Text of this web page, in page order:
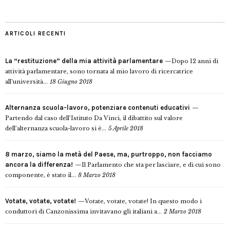
ARTICOLI RECENTI
La “restituzione” della mia attività parlamentare
Dopo 12 anni di
attività parlamentare, sono tornata al mio lavoro di ricercatrice
all’università... 18 Giugno 2018
Alternanza scuola-lavoro, potenziare contenuti educativi
Partendo dal caso dell’Istituto Da Vinci, il dibattito sul valore
dell’alternanza scuola-lavoro si è... 5 Aprile 2018
8 marzo, siamo la metà del Paese, ma, purtroppo, non facciamo
ancora la differenza!
Il Parlamento che sta per lasciare, e di cui sono
componente, è stato il... 8 Marzo 2018
Votate, votate, votate!
Votate, votate, votate! In questo modo i
conduttori di Canzonissima invitavano gli italiani a... 2 Marzo 2018